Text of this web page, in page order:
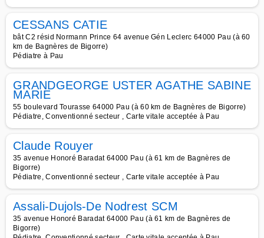
CESSANS CATIE
bât C2 résid Normann Prince 64 avenue Gén Leclerc 64000 Pau (à 60
km de Bagnères de Bigorre)
Pédiatre à Pau
GRANDGEORGE USTER AGATHE SABINE
MARIE
55 boulevard Tourasse 64000 Pau (à 60 km de Bagnères de Bigorre)
Pédiatre, Conventionné secteur , Carte vitale acceptée à Pau
Claude Rouyer
35 avenue Honoré Baradat 64000 Pau (à 61 km de Bagnères de
Bigorre)
Pédiatre, Conventionné secteur , Carte vitale acceptée à Pau
Assali-Dujols-De Nodrest SCM
35 avenue Honoré Baradat 64000 Pau (à 61 km de Bagnères de
Bigorre)